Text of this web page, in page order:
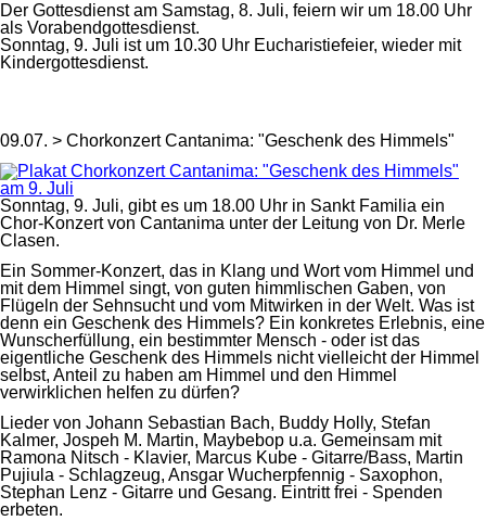
Der Gottesdienst am Samstag, 8. Juli, feiern wir um 18.00 Uhr
als Vorabendgottesdienst.
Sonntag, 9. Juli ist um 10.30 Uhr Eucharistiefeier, wieder mit
Kindergottesdienst.
09.07. > Chorkonzert Cantanima: "Geschenk des Himmels"
Sonntag, 9. Juli, gibt es um 18.00 Uhr in Sankt Familia ein
Chor-Konzert von Cantanima unter der Leitung von Dr. Merle
Clasen.
Ein Sommer-Konzert, das in Klang und Wort vom Himmel und
mit dem Himmel singt, von guten himmlischen Gaben, von
Flügeln der Sehnsucht und vom Mitwirken in der Welt. Was ist
denn ein Geschenk des Himmels? Ein konkretes Erlebnis, eine
Wunscherfüllung, ein bestimmter Mensch - oder ist das
eigentliche Geschenk des Himmels nicht vielleicht der Himmel
selbst, Anteil zu haben am Himmel und den Himmel
verwirklichen helfen zu dürfen?
Lieder von Johann Sebastian Bach, Buddy Holly, Stefan
Kalmer, Jospeh M. Martin, Maybebop u.a. Gemeinsam mit
Ramona Nitsch - Klavier, Marcus Kube - Gitarre/Bass, Martin
Pujiula - Schlagzeug, Ansgar Wucherpfennig - Saxophon,
Stephan Lenz - Gitarre und Gesang. Eintritt frei - Spenden
erbeten.